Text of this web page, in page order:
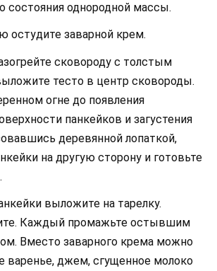
состояния однородной массы.
остудите заварной крем.
сковороду с толстым
тесто в центр сковороды.
огне до появления
панкейков и загустения
деревянной лопаткой,
на другую сторону и готовьте
выложите на тарелку.
Каждый промажьте остывшим
Вместо заварного крема можно
варенье, джем, сгущенное молоко